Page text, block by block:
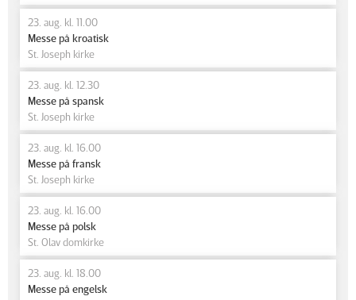
23. aug. kl. 11.00
Messe på kroatisk
St. Joseph kirke
23. aug. kl. 12.30
Messe på spansk
St. Joseph kirke
23. aug. kl. 16.00
Messe på fransk
St. Joseph kirke
23. aug. kl. 16.00
Messe på polsk
St. Olav domkirke
23. aug. kl. 18.00
Messe på engelsk